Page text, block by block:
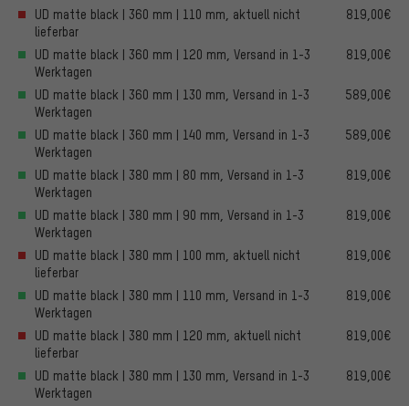
UD matte black | 360 mm | 110 mm, aktuell nicht
lieferbar
819,00€
UD matte black | 360 mm | 120 mm, Versand in 1-3
Werktagen
819,00€
UD matte black | 360 mm | 130 mm, Versand in 1-3
Werktagen
589,00€
UD matte black | 360 mm | 140 mm, Versand in 1-3
Werktagen
589,00€
UD matte black | 380 mm | 80 mm, Versand in 1-3
Werktagen
819,00€
UD matte black | 380 mm | 90 mm, Versand in 1-3
Werktagen
819,00€
UD matte black | 380 mm | 100 mm, aktuell nicht
lieferbar
819,00€
UD matte black | 380 mm | 110 mm, Versand in 1-3
Werktagen
819,00€
UD matte black | 380 mm | 120 mm, aktuell nicht
lieferbar
819,00€
UD matte black | 380 mm | 130 mm, Versand in 1-3
Werktagen
819,00€